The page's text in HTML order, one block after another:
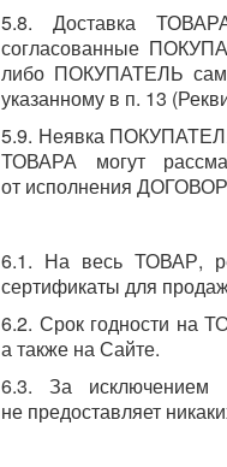
5.8. Доставка
согласованные
либо ПОКУПАТЕЛЬ
указанному в п. 13
5.9. Неявка
ТОВАРА могут
от исполнения
6.1. На весь ТОВАР,
сертификаты для
6.2. Срок годности на
а также на Сайте.
6.3. За исключением
не предоставляет